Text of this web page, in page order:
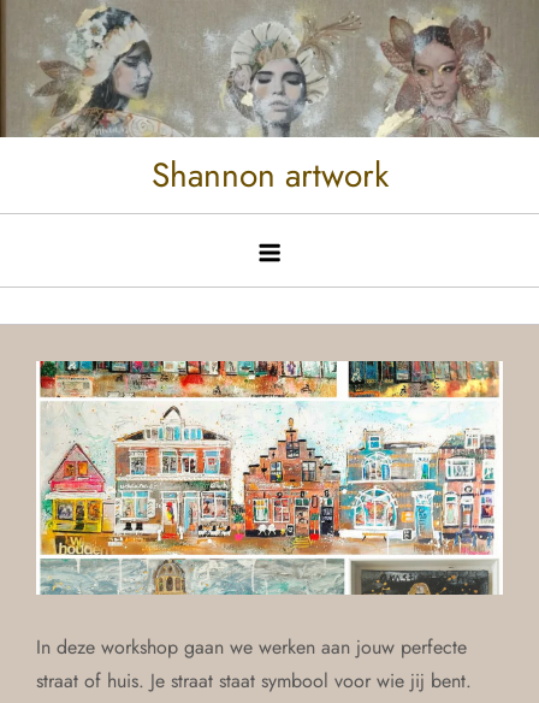
Shannon artwork
In deze workshop gaan we werken aan jouw perfecte
straat of huis. Je straat staat symbool voor wie jij bent.